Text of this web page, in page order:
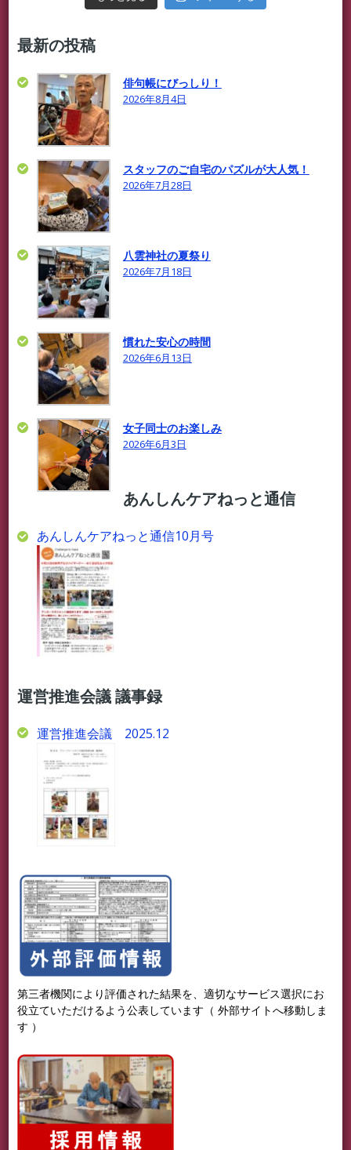
最新の投稿
俳句帳にびっしり！
2026年8月4日
スタッフのご自宅のパズルが大人気！
2026年7月28日
八雲神社の夏祭り
2026年7月18日
慣れた安心の時間
2026年6月13日
女子同士のお楽しみ
2026年6月3日
あんしんケアねっと通信
あんしんケアねっと通信10月号
運営推進会議 議事録
運営推進会議 2025.12
第三者機関により評価された結果を、適切なサービス選択にお
役立ていただけるよう公表しています（ 外部サイトへ移動しま
す ）